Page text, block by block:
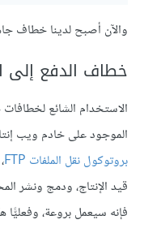
والآن أصبح لدينا خطاف
خطاف الدفع إلى
الاستخدام الشائع
الموجود على خادم ويب
بروتوكول نقل الملفات FTP
قيد الإنتاج، ودمج ونشر
فإنه سيعمل بروعة،